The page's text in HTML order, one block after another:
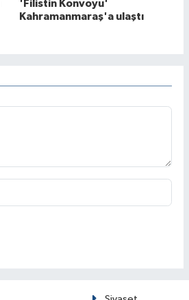
'Filistin Konvoyu'
Kahramanmaraş'a ulaştı